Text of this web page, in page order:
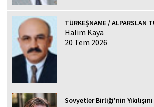
TÜRKEŞNAME / ALPARSLAN
Halim Kaya
20 Tem 2026
Sovyetler Birliği'nin